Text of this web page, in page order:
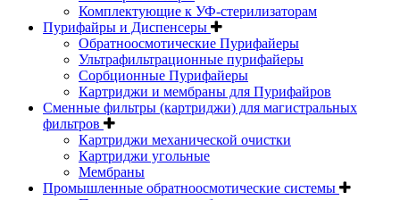
Комплектующие к УФ-стерилизаторам
Пурифайры и Диспенсеры
Обратноосмотические Пурифайеры
Ультрафильтрационные пурифайеры
Сорбционные Пурифайеры
Картриджи и мембраны для Пурифайров
Сменные фильтры (картриджи) для магистральных
фильтров
Картриджи механической очистки
Картриджи угольные
Мембраны
Промышленные обратноосмотические системы